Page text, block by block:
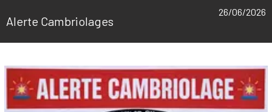
Alerte Cambriolages
26/06/2026